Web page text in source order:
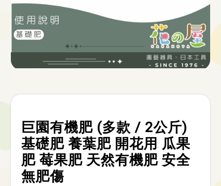
巨園有機肥 (多款 / 2公斤)
基礎肥 養葉肥 開花用 瓜果
肥 莓果肥 天然有機肥 安全
無肥傷